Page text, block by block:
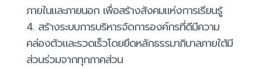
ภายในและภายนอก เพื่อสร้างสังคมแห่งการเรียนรู้
4. สร้างระบบการบริหารจัดการองค์กรที่ดีมีความ
คล่องตัวและรวดเร็วโดยยึดหลักธรรมาภิบาลภายใต้มี
ส่วนร่วมจากทุกภาคส่วน